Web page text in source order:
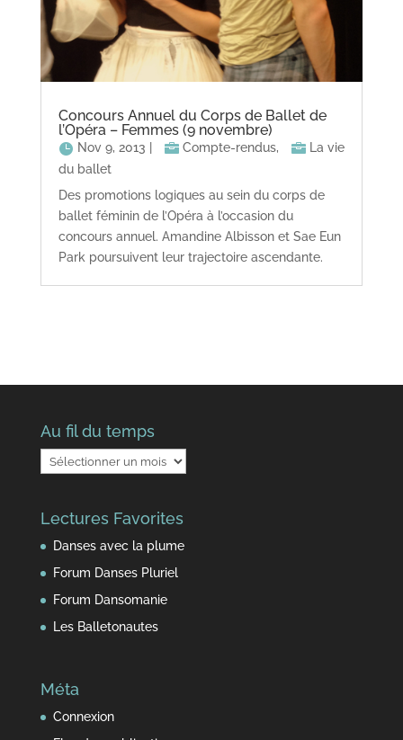
Concours Annuel du Corps de Ballet de
l’Opéra – Femmes (9 novembre)
Nov 9, 2013 Compte-rendus,
La vie
du ballet
Des promotions logiques au sein du corps de
ballet féminin de l’Opéra à l’occasion du
concours annuel. Amandine Albisson et Sae Eun
Park poursuivent leur trajectoire ascendante.
Au fil du temps
Au
fil
temps
Lectures Favorites
Danses avec la plume
Forum Danses Pluriel
Forum Dansomanie
Les Balletonautes
Méta
Connexion